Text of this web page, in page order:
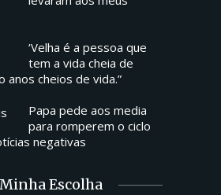
‘Velha é a pessoa que
tem a vida cheia de
anos cheios de vida.”
Papa pede aos media
para romperem o ciclo
negativas
Escolha